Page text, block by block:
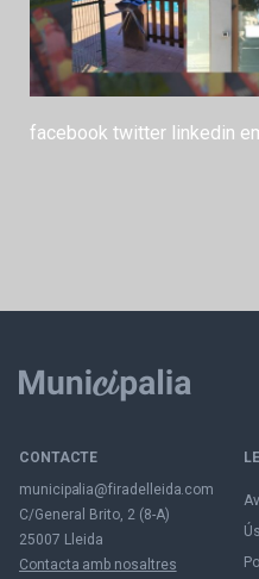
facebook twitter linkedin
CONTACTE
municipalia@firadelleida.com
C/General Brito, 2 (8-A)
25007 Lleida
Contacta amb nosaltres